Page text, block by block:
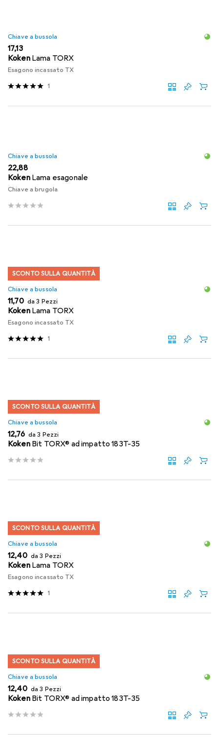
Chiave a bussola
EUR
17,13
Koken Lama TORX
Esagono incassato TX
1
Chiave a bussola
EUR
22,88
Koken Lama esagonale
Chiave a brugola
SCONTO SULLA QUANTITÀ
Chiave a bussola
EUR
11,70 da 3 Pezzi
Koken Lama TORX
Esagono incassato TX
1
SCONTO SULLA QUANTITÀ
Chiave a bussola
EUR
12,76 da 3 Pezzi
Koken Bit TORX® ad impatto 183T-35
SCONTO SULLA QUANTITÀ
Chiave a bussola
EUR
12,40 da 3 Pezzi
Koken Lama TORX
Esagono incassato TX
1
SCONTO SULLA QUANTITÀ
Chiave a bussola
EUR
12,40 da 3 Pezzi
Koken Bit TORX® ad impatto 183T-35